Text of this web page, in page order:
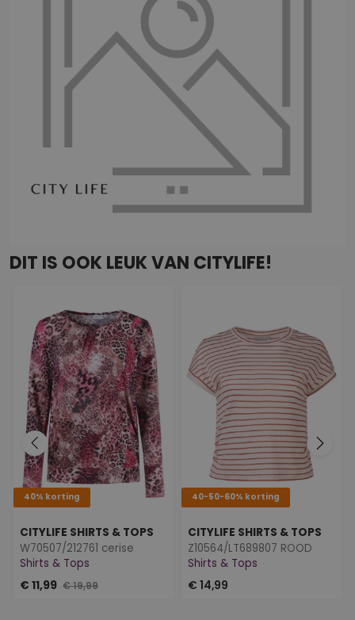
DIT IS OOK LEUK VAN CITYLIFE!
40% korting
CITYLIFE SHIRTS & TOPS
W70507/212761 cerise
Shirts & Tops
€ 11,99 € 19,99
40-50-60% korting
CITYLIFE SHIRTS & TOPS
Z10564/LT689807 ROOD
Shirts & Tops
€ 14,99